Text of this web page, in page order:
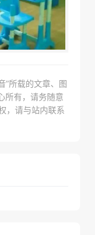
”所载的文章、图
所有，请务随意
，请与站内联系